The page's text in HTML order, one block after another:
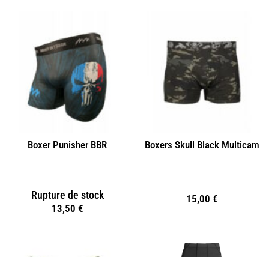
Boxer Punisher BBR
Rupture de stock
13,50 €
Boxers Skull Black Multicam
15,00 €